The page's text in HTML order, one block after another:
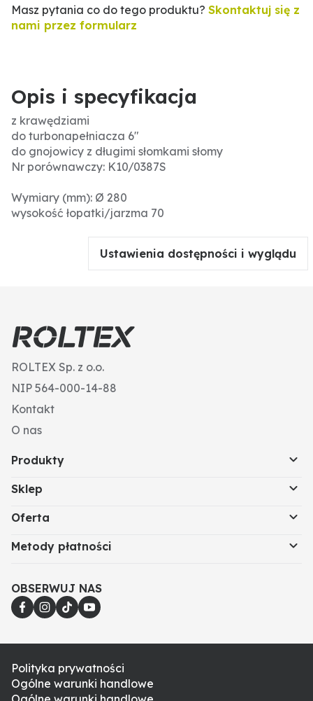
Masz pytania co do tego produktu? Skontaktuj się z
nami przez formularz
Opis i specyfikacja
z krawędziami
do turbonapełniacza 6"
do gnojowicy z długimi słomkami słomy
Nr porównawczy: K10/0387S
Wymiary (mm): Ø 280
wysokość łopatki/jarzma 70
Ustawienia dostępności i wyglądu
ROLTEX Sp. z o.o.
NIP 564-000-14-88
Kontakt
O nas
Produkty
Sklep
Oferta
Metody płatności
OBSERWUJ NAS
Polityka prywatności
Ogólne warunki handlowe